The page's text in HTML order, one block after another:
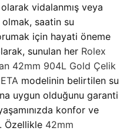
vidalanmış veya
saatin su
için hayati öneme
sunulan her Rolex
42mm 904L Gold Çelik
modelinin belirtilen su
uygun olduğunu garanti
konfor ve
Özellikle 42mm